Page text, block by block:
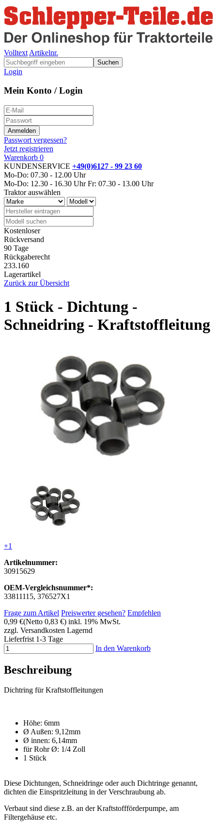
Volltext Artikelnr.
Suchen
Login
Mein Konto / Login
Passwort vergessen?
Jetzt registrieren
Warenkorb 0
KUNDENSERVICE +49(0)6127 - 99 23 60
Mo-Do: 07.30 - 12.00 Uhr
Mo-Do: 12.30 - 16.30 Uhr Fr: 07.30 - 13.00 Uhr
Traktor auswählen
Kostenloser
Rückversand
90 Tage
Rückgaberecht
233.160
Lagerartikel
Zurück zur Übersicht
1 Stück - Dichtung -
Schneidring - Kraftstoffleitung
+1
Artikelnummer:
30915629
OEM-Vergleichsnummer*:
33811115, 376527X1
Frage zum Artikel Preiswerter gesehen? Empfehlen
0,99 €(Netto 0,83 €) inkl. 19% MwSt.
zzgl. Versandkosten Lagernd
Lieferfrist 1-3 Tage
In den Warenkorb
Beschreibung
Dichtring für Kraftstoffleitungen
Höhe: 6mm
Ø Außen: 9,12mm
Ø innen: 6,14mm
für Rohr Ø: 1/4 Zoll
1 Stück
Diese Dichtungen, Schneidringe oder auch Dichtringe genannt,
dichten die Einspritzleitung in der Verschraubung ab.
Verbaut sind diese z.B. an der Kraftstoffförderpumpe, am
Filtergehäuse etc.